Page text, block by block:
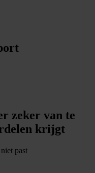
zeker van te
krijgt
past